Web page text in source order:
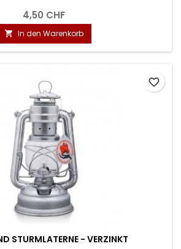
4,50 CHF
 In den Warenkorb
STURMLATERNE - VERZINKT
favorite_border